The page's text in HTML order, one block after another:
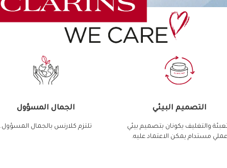
التصميم البيئي
والتغليف يكونان بتصميم بيئي
مستدام يمكن الاعتماد عليه.
الجمال المسؤول
تلتزم كلارنس بالجمال المسؤول.